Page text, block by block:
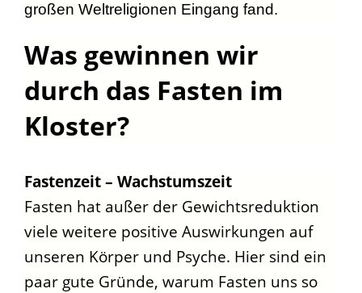
großen Weltreligionen Eingang fand.
Was gewinnen wir
durch das Fasten im
Kloster?
Fastenzeit – Wachstumszeit
Fasten hat außer der Gewichtsreduktion
viele weitere positive Auswirkungen auf
unseren Körper und Psyche. Hier sind ein
paar gute Gründe, warum Fasten uns so